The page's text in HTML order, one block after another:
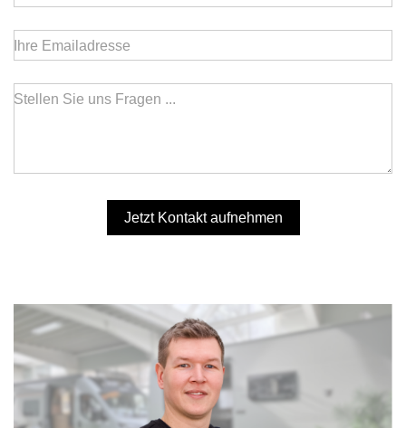
Ihre Emailadresse
Stellen Sie uns Fragen ...
Jetzt Kontakt aufnehmen